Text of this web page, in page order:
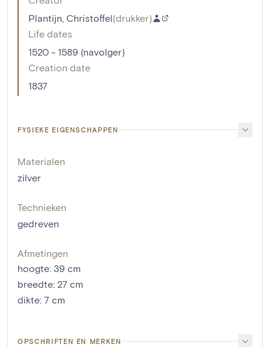
Plantijn, Christoffel(drukker)
Life dates
1520 - 1589 (navolger)
Creation date
1837
FYSIEKE EIGENSCHAPPEN
Materialen
zilver
Technieken
gedreven
Afmetingen
hoogte: 39 cm
breedte: 27 cm
dikte: 7 cm
OPSCHRIFTEN EN MERKEN